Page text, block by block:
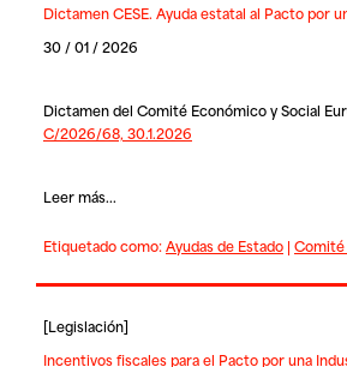
Dictamen CESE. Ayuda estatal al Pacto por
30 / 01 / 2026
Dictamen del Comité Económico y Social
C/2026/68, 30.1.2026
Leer más...
Etiquetado como:Ayudas de Estado| Comité
[Legislación]
Incentivos fiscales para el Pacto por una